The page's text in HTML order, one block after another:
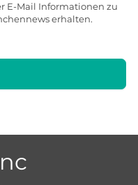
E-Mail Informationen zu
erhalten.